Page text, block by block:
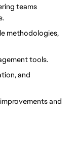
teams
methodologies,
tools.
and
and